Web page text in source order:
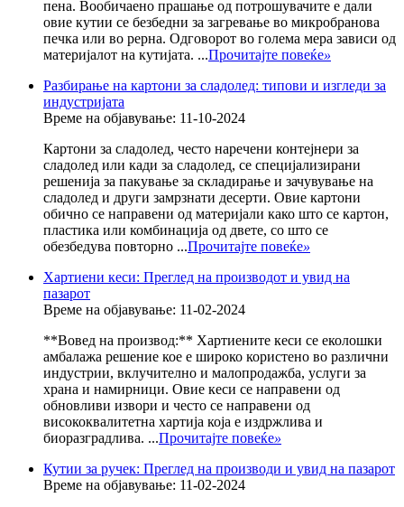
пена. Вообичаено прашање од потрошувачите е дали
овие кутии се безбедни за загревање во микробранова
печка или во рерна. Одговорот во голема мера зависи од
материјалот на кутијата. ...Прочитајте повеќе»
Разбирање на картони за сладолед: типови и изгледи за
индустријата
Време на објавување: 11-10-2024
Картони за сладолед, често наречени контејнери за
сладолед или кади за сладолед, се специјализирани
решенија за пакување за складирање и зачувување на
сладолед и други замрзнати десерти. Овие картони
обично се направени од материјали како што се картон,
пластика или комбинација од двете, со што се
обезбедува повторно ...Прочитајте повеќе»
Хартиени кеси: Преглед на производот и увид на
пазарот
Време на објавување: 11-02-2024
**Вовед на производ:** Хартиените кеси се еколошки
амбалажа решение кое е широко користено во различни
индустрии, вклучително и малопродажба, услуги за
храна и намирници. Овие кеси се направени од
обновливи извори и често се направени од
висококвалитетна хартија која е издржлива и
биоразградлива. ...Прочитајте повеќе»
Кутии за ручек: Преглед на производи и увид на пазарот
Време на објавување: 11-02-2024